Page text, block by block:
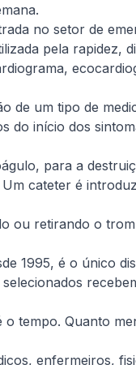
no setor de
pela rapidez,
de um tipo de
início dos
para a
cateter é
ou retirando o
1995, é o único
tempo. Quanto
enfermeiros,